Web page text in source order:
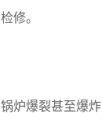
修。
炉爆裂甚至爆